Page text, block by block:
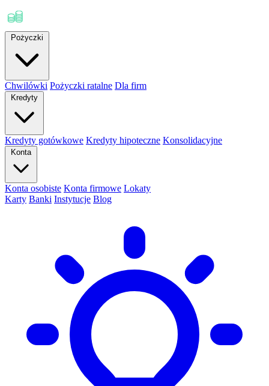
Pożyczki
Chwilówki Pożyczki ratalne Dla firm
Kredyty
Kredyty gotówkowe Kredyty hipoteczne Konsolidacyjne
Konta
Konta osobiste Konta firmowe Lokaty
Karty Banki Instytucje Blog